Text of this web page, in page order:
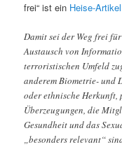
frei“ ist ein Heise-Artikel
Damit sei der Weg frei
Austausch von
terroristischen Umfeld
anderem Biometrie- und
oder ethnische
Überzeugungen, die
Gesundheit und das
„besonders relevant“